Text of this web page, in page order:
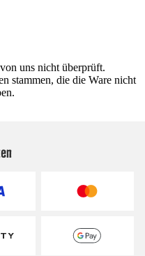
uns nicht überprüft.
stammen, die die Ware nicht